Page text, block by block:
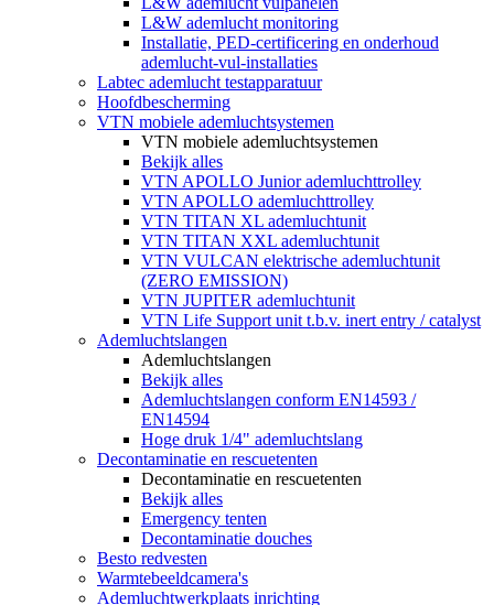
L&W ademlucht monitoring
Installatie, PED-certificering en onderhoud
ademlucht-vul-installaties
Labtec ademlucht testapparatuur
Hoofdbescherming
VTN mobiele ademluchtsystemen
VTN mobiele ademluchtsystemen
Bekijk alles
VTN APOLLO Junior ademluchttrolley
VTN APOLLO ademluchttrolley
VTN TITAN XL ademluchtunit
VTN TITAN XXL ademluchtunit
VTN VULCAN elektrische ademluchtunit
(ZERO EMISSION)
VTN JUPITER ademluchtunit
VTN Life Support unit t.b.v. inert entry / catalyst
Ademluchtslangen
Ademluchtslangen
Bekijk alles
Ademluchtslangen conform EN14593 /
EN14594
Hoge druk 1/4" ademluchtslang
Decontaminatie en rescuetenten
Decontaminatie en rescuetenten
Bekijk alles
Emergency tenten
Decontaminatie douches
Besto redvesten
Warmtebeeldcamera's
Ademluchtwerkplaats inrichting